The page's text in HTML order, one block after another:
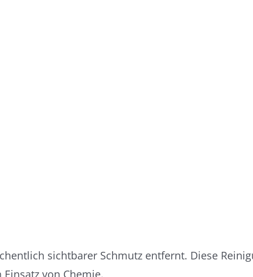
sichtbarer Schmutz entfernt. Diese
von Chemie.